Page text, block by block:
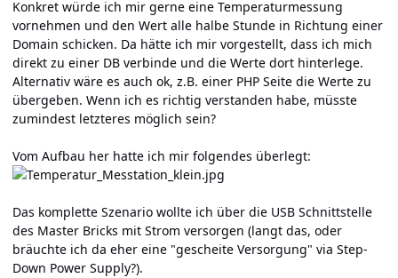
Konkret würde ich mir gerne eine Temperaturmessung
vornehmen und den Wert alle halbe Stunde in Richtung einer
Domain schicken. Da hätte ich mir vorgestellt, dass ich mich
direkt zu einer DB verbinde und die Werte dort hinterlege.
Alternativ wäre es auch ok, z.B. einer PHP Seite die Werte zu
übergeben. Wenn ich es richtig verstanden habe, müsste
zumindest letzteres möglich sein?
Vom Aufbau her hatte ich mir folgendes überlegt:
Das komplette Szenario wollte ich über die USB Schnittstelle
des Master Bricks mit Strom versorgen (langt das, oder
bräuchte ich da eher eine "gescheite Versorgung" via Step-
Down Power Supply?).